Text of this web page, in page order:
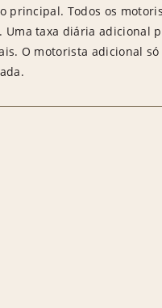
principal. Todos os
Uma taxa diária adicional
O motorista adicional